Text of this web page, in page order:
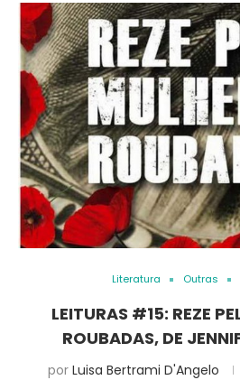
Literatura Outras
LEITURAS #15: REZE
ROUBADAS, DE
por Luisa Bertrami D'Angelo